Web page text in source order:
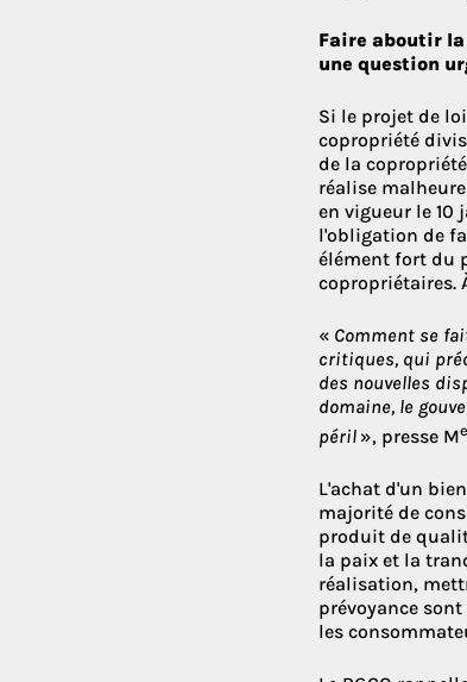
Faire aboutir
une question
Si le projet de
copropriété
de la
réalise
en vigueur le 10
l'obligation de
élément fort du
copropriétaires.
« Comment se
critiques, qui
des nouvelles
domaine, le
péril », presse Me
L'achat d'un
majorité de
produit de
la paix et la
réalisation,
prévoyance
les